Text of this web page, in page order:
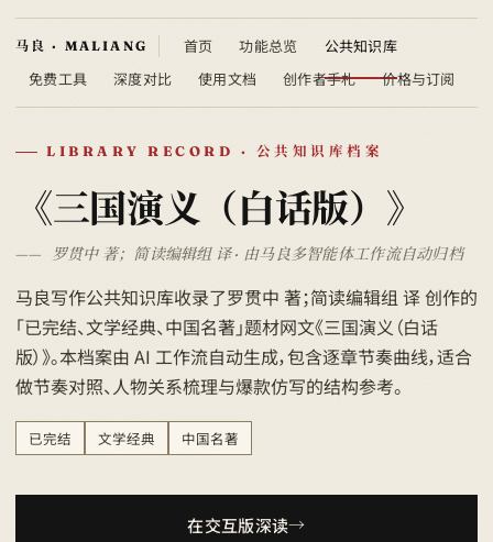
首页 功能总览
公共知识库
免费工具
深度对比 使用文档 创作者手札 价格与订阅
LIBRARY RECORD · 公共知识库档案
《三国演义（白话版）》
罗贯中 著；简读编辑组 译 · 由马良多智能体工作流自动归档
马良写作公共知识库收录了罗贯中 著；简读编辑组 译 创作的
「已完结、文学经典、中国名著」题材网文《三国演义（白话
版）》。本档案由 AI 工作流自动生成，包含逐章节奏曲线，适合
做节奏对照、人物关系梳理与爆款仿写的结构参考。
已完结 文学经典 中国名著
在交互版深读